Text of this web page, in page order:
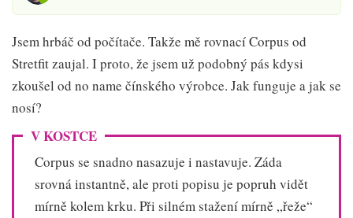
Jsem hrbáč od počítače. Takže mě rovnací Corpus od
Stretfit zaujal. I proto, že jsem už podobný pás kdysi
zkoušel od no name čínského výrobce. Jak funguje a jak se
nosí?
V KOSTCE
Corpus se snadno nasazuje i nastavuje. Záda
srovná instantně, ale proti popisu je popruh vidět
mírně kolem krku. Při silném stažení mírně „řeže“